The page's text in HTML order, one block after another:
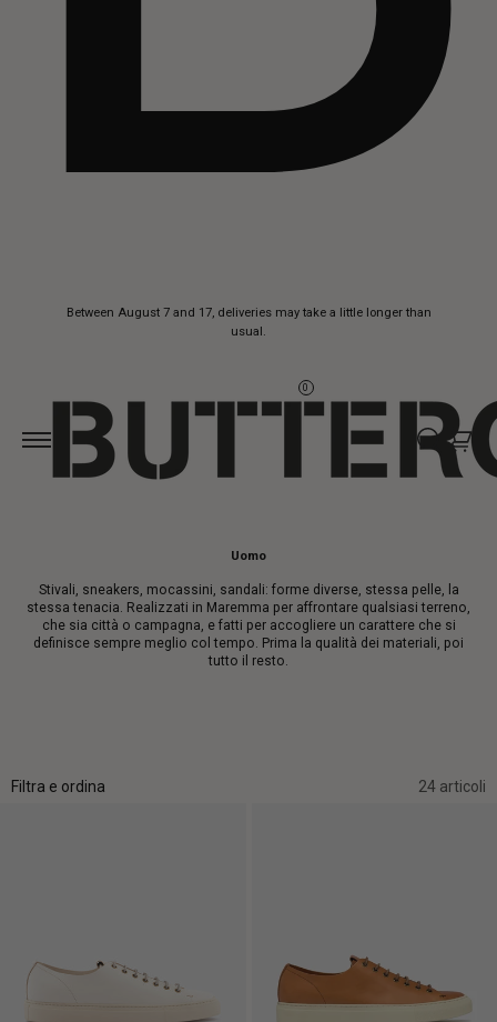
Between August 7 and 17, deliveries may take a little longer than
usual.
0
Uomo
Stivali, sneakers, mocassini, sandali: forme diverse, stessa pelle, la
stessa tenacia. Realizzati in Maremma per affrontare qualsiasi terreno,
che sia città o campagna, e fatti per accogliere un carattere che si
definisce sempre meglio col tempo. Prima la qualità dei materiali, poi
tutto il resto.
Filtra e ordina 24 articoli